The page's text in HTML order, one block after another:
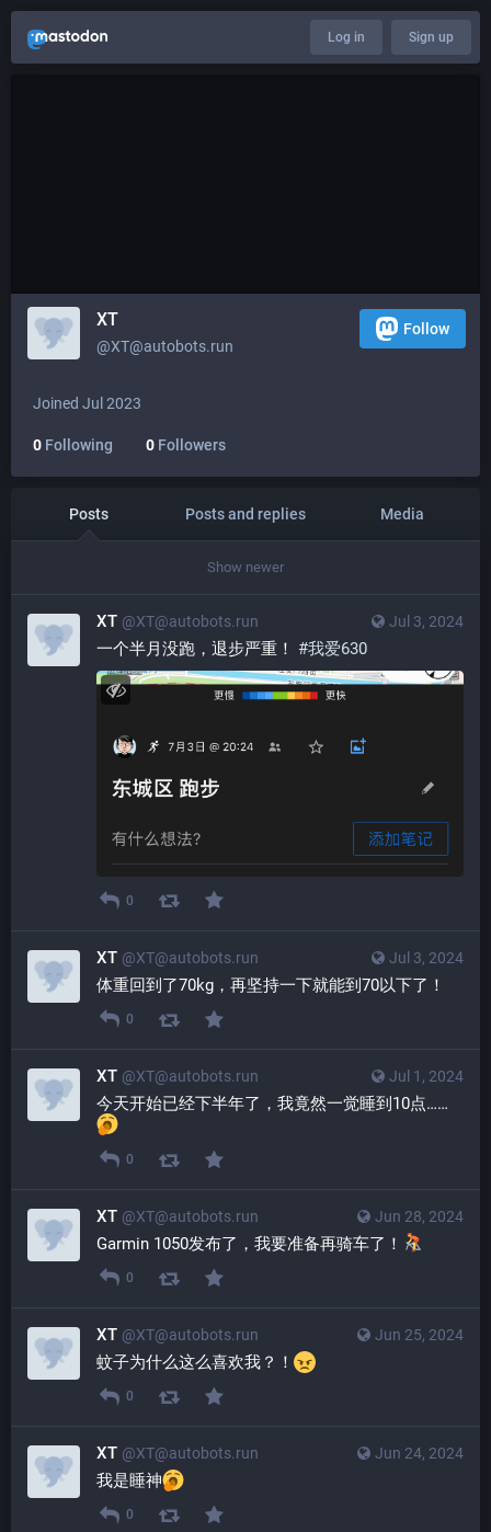
Log in Sign up
XT
@XT@autobots.run
Follow
Joined Jul 2023
0 Following 0 Followers
Posts Posts and replies Media
Show newer
Jul 3, 2024
XT @XT@autobots.run
一个半月没跑，退步严重！ #我爱630
0
Jul 3, 2024
XT @XT@autobots.run
体重回到了70kg，再坚持一下就能到70以下了！
0
Jul 1, 2024
XT @XT@autobots.run
今天开始已经下半年了，我竟然一觉睡到10点……
0
Jun 28, 2024
XT @XT@autobots.run
Garmin 1050发布了，我要准备再骑车了！
0
Jun 25, 2024
XT @XT@autobots.run
蚊子为什么这么喜欢我？！
0
Jun 24, 2024
XT @XT@autobots.run
我是睡神
0